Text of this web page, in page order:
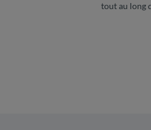
tout au long